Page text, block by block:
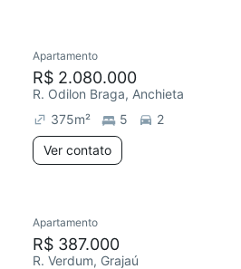
Redecorar
Apartamento
R$ 2.080.000
R. Odilon Braga, Anchieta
375m² 5
2
Ver contato
Redecorar
Apartamento
R$ 387.000
R. Verdum, Grajaú